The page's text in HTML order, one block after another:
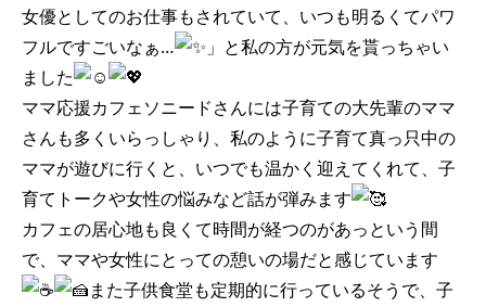
女優としてのお仕事もされていて、いつも明るくてパワ
フルですごいなぁ…
」と私の方が元気を貰っちゃい
ました
ママ応援カフェソニードさんには子育ての大先輩のママ
さんも多くいらっしゃり、私のように子育て真っ只中の
ママが遊びに行くと、いつでも温かく迎えてくれて、子
育てトークや女性の悩みなど話が弾みます
カフェの居心地も良くて時間が経つのがあっという間
で、ママや女性にとっての憩いの場だと感じています
また子供食堂も定期的に行っているそうで、子